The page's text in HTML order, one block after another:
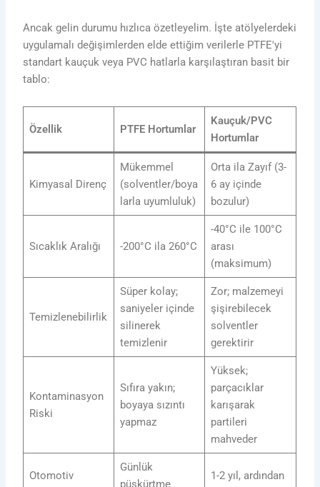
Ancak gelin durumu hızlıca özetleyelim. İşte atölyelerdeki
uygulamalı değişimlerden elde ettiğim verilerle PTFE'yi
standart kauçuk veya PVC hatlarla karşılaştıran basit bir
tablo:
Özellik PTFE Hortumlar
Kauçuk/PVC
Hortumlar
Kimyasal Direnç
Mükemmel
(solventler/boya
larla uyumluluk)
Orta ila Zayıf (3-
6 ay içinde
bozulur)
Sıcaklık Aralığı -200°C ila 260°C
-40°C ile 100°C
arası
(maksimum)
Temizlenebilirlik
Süper kolay;
saniyeler içinde
silinerek
temizlenir
Zor; malzemeyi
şişirebilecek
solventler
gerektirir
Kontaminasyon
Riski
Sıfıra yakın;
boyaya sızıntı
yapmaz
Yüksek;
parçacıklar
karışarak
partileri
mahveder
Otomotiv
Günlük
püskürtme
1-2 yıl, ardından